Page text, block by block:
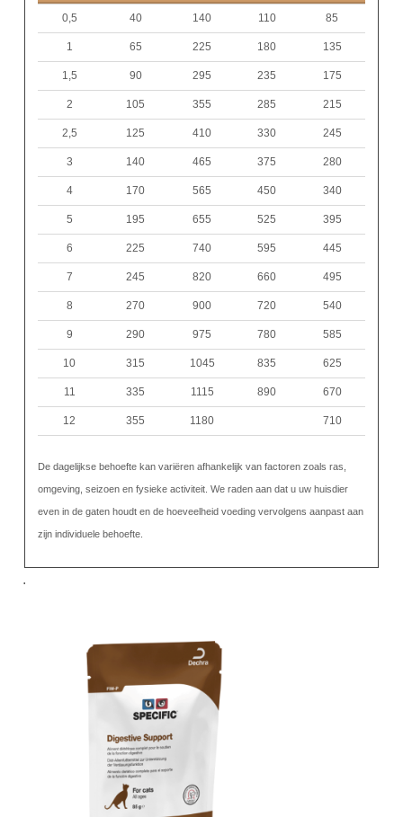
0,5 40 140 110 85
1 65 225 180 135
1,5 90 295 235 175
2 105 355 285 215
2,5 125 410 330 245
3 140 465 375 280
4 170 565 450 340
5 195 655 525 395
6 225 740 595 445
7 245 820 660 495
8 270 900 720 540
9 290 975 780 585
10 315 1045 835 625
11 335 1115 890 670
12 355 1180 710
De dagelijkse behoefte kan variëren afhankelijk van factoren zoals ras,
omgeving, seizoen en fysieke activiteit. We raden aan dat u uw huisdier
even in de gaten houdt en de hoeveelheid voeding vervolgens aanpast aan
zijn individuele behoefte.
.